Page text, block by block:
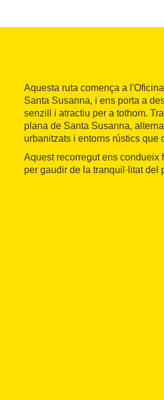
Aquesta ruta comença a
Santa Susanna, i ens porta a
senzill i atractiu per a tothom.
plana de Santa Susanna,
urbanitzats i entorns rústics que
Aquest recorregut ens condueix
per gaudir de la tranquil·litat del